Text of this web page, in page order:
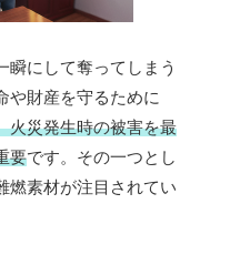
瞬にして奪ってしまう
や財産を守るために
火災発生時の被害を最
要です。その一つとし
燃素材が注目されてい